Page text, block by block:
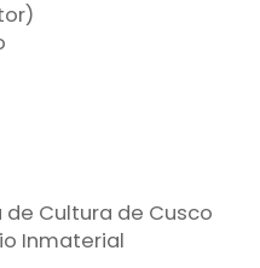
Cultura de Cusco
Inmaterial